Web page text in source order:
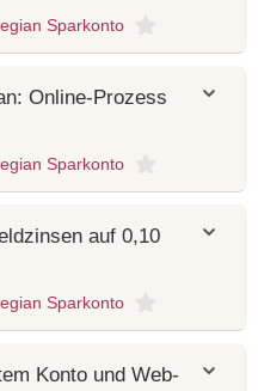
Sparkonto
Online-Prozess
Sparkonto
auf 0,10
Sparkonto
Konto und Web-